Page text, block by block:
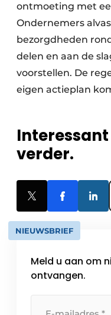
ontmoeting met
Ondernemers
bezorgdheden
delen en aan de
voorstellen. De
eigen actieplan
verder.
NIEUWSBRIEF
Meld u aan om
ontvangen.